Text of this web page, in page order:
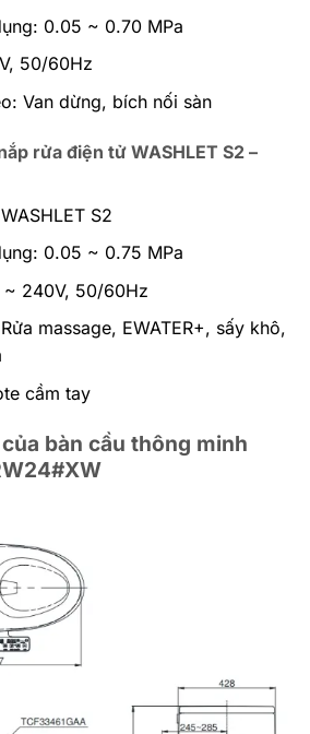
0.05 ~ 0.70 MPa
50/60Hz
Van dừng, bích nối sàn
rửa điện tử WASHLET S2 –
S2
0.05 ~ 0.75 MPa
240V, 50/60Hz
massage, EWATER+, sấy khô,
cầm tay
bàn cầu thông minh